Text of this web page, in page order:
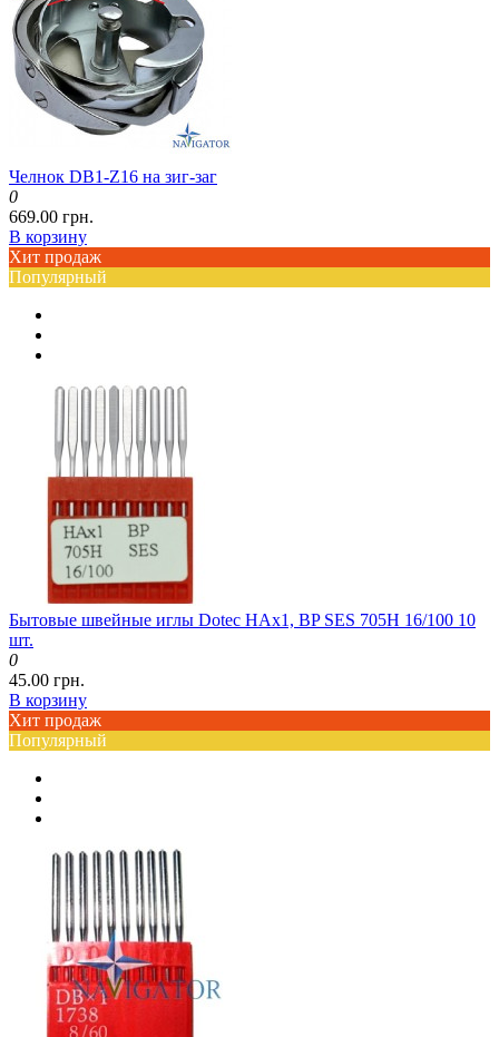
Челнок DB1-Z16 на зиг-заг
0
669.00 грн.
В корзину
Хит продаж
Популярный
Бытовые швейные иглы Dotec HAx1, BP SES 705H 16/100 10
шт.
0
45.00 грн.
В корзину
Хит продаж
Популярный